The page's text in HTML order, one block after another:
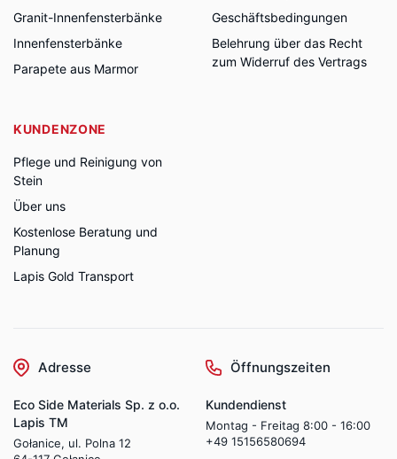
Granit-Innenfensterbänke
Innenfensterbänke
Parapete aus Marmor
Geschäftsbedingungen
Belehrung über das Recht
zum Widerruf des Vertrags
KUNDENZONE
Pflege und Reinigung von
Stein
Über uns
Kostenlose Beratung und
Planung
Lapis Gold Transport
Adresse
Eco Side Materials Sp. z o.o.
Lapis TM
Gołanice, ul. Polna 12
Öffnungszeiten
Kundendienst
Montag - Freitag 8:00 - 16:00
+49 15156580694